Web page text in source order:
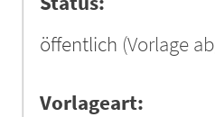
öffentlich (Vorlage
Vorlageart: